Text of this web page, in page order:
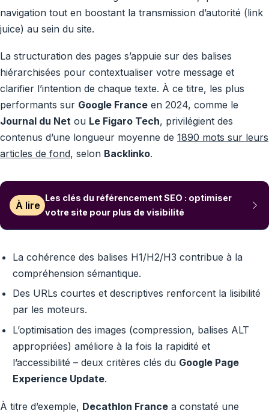
navigation tout en boostant la transmission d’autorité (link
juice) au sein du site.
La structuration des pages s’appuie sur des balises
hiérarchisées pour contextualiser votre message et
clarifier l’intention de chaque texte. À ce titre, les plus
performants sur Google France en 2024, comme le
Journal du Net ou Le Figaro Tech, privilégient des
contenus d’une longueur moyenne de 1890 mots sur leurs
articles de fond, selon Backlinko.
À lire
Les clés du référencement SEO : optimiser
votre site pour plus de visibilité
La cohérence des balises H1/H2/H3 contribue à la
compréhension sémantique.
Des URLs courtes et descriptives renforcent la lisibilité
par les moteurs.
L’optimisation des images (compression, balises ALT
appropriées) améliore à la fois la rapidité et
l’accessibilité – deux critères clés du Google Page
Experience Update.
À titre d’exemple, Decathlon France a constaté une